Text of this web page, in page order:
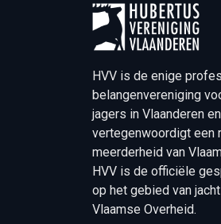
HVV is de enige
belangenvereniging
jagers in Vlaanderen en
vertegenwoordigt een
meerderheid van
HVV is de officiële
op het gebied van
Vlaamse Overheid.